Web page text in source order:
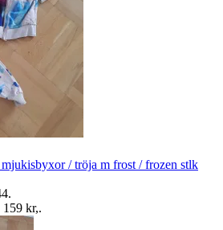
/ tröja m frost / frozen stlk
.
159 kr,.